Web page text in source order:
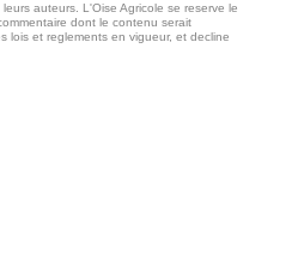
auteurs. L'Oise Agricole se reserve le
dont le contenu serait
lois et reglements en vigueur, et decline